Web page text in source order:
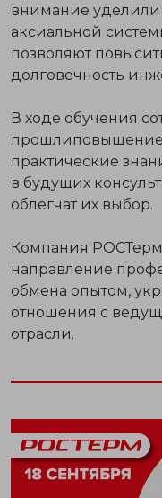
внимание уделили
аксиальной
позволяют
долговечность
В ходе обучения
прошли
практические
в будущих
облегчат их выбор.
Компания РОСТерм
направление
обмена опытом,
отношения с
отрасли.